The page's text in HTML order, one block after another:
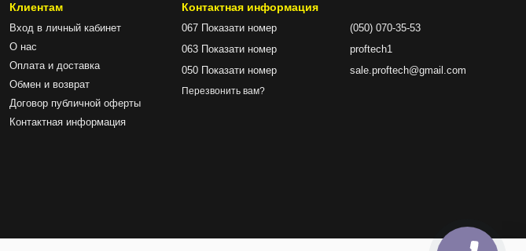
Клиентам
Вход в личный кабинет
О нас
Оплата и доставка
Обмен и возврат
Договор публичной оферты
Контактная информация
Контактная информация
067 Показати номер
063 Показати номер
050 Показати номер
Перезвонить вам?
(050) 070-35-53
proftech1
sale.proftech@gmail.com